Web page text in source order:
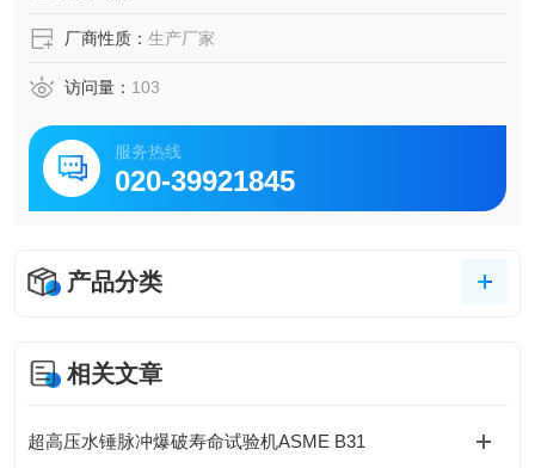
厂商性质： 生产厂家
访问量： 103
服务热线
020-39921845
产品分类
相关文章
超高压水锤脉冲爆破寿命试验机ASME B31